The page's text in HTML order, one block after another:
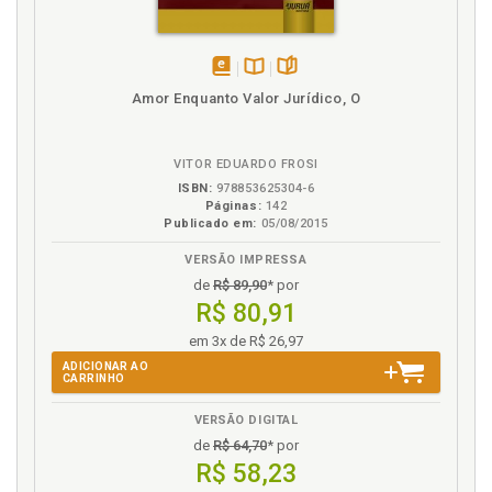
Plano da validade: requisitos de validade do ato de
anuência, p. 83
Plano da validade: requisitos de validade do ato de
Pontes de Miranda, p. 32
Pontos de partida para a compreensão da
Procedimento extrajudicial de usucapião, p. 39
Reconhecimento extrajudicial. Natureza da ação
judicial e do pedido de reconhecimento extrajudicial
da usucapião, p. 36
disponívelDisponível
páginas
Amor Enquanto Valor Jurídico, O
VITOR EDUARDO FROSI
ISBN: 978853625304-6
Páginas: 142
Publicado em: 05/08/2015
VERSÃO IMPRESSA
de R$ 89,90* por
R$ 80,91
em 3x de R$ 26,97
ADICIONAR AO
CARRINHO
VERSÃO DIGITAL
de R$ 64,70* por
R$ 58,23